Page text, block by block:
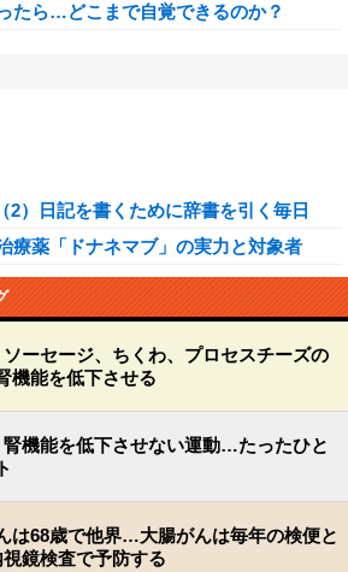
たら…どこまで自覚できるのか？
2）日記を書くために辞書を引く毎日
療薬「ドナネマブ」の実力と対象者
ーセージ、ちくわ、プロセスチーズの
機能を低下させる
機能を低下させない運動…たったひと
は68歳で他界…大腸がんは毎年の検便と
鏡検査で予防する